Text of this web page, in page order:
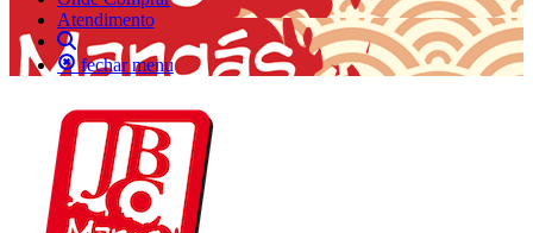
Atendimento
fechar menu